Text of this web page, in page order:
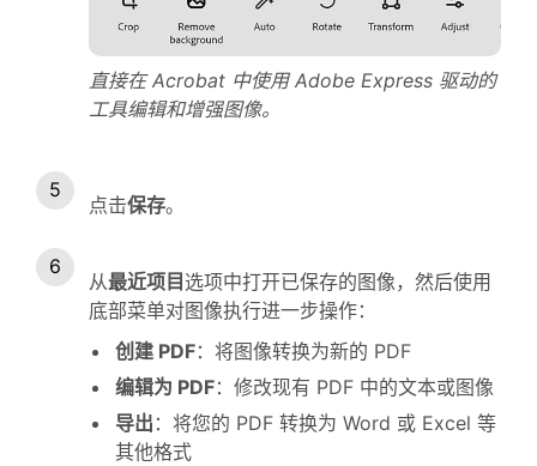
直接在 Acrobat 中使用 Adobe Express 驱动的
工具编辑和增强图像。
点击保存。
从最近项目选项中打开已保存的图像，然后使用
底部菜单对图像执行进一步操作：
创建 PDF：将图像转换为新的 PDF
编辑为 PDF：修改现有 PDF 中的文本或图像
导出 ：将您的 PDF 转换为 Word 或 Excel 等
其他格式